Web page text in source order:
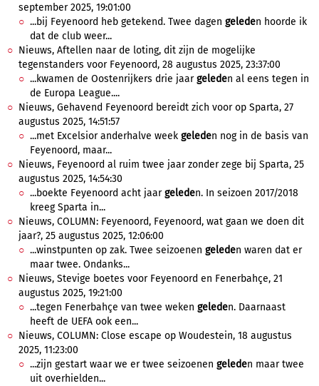
september 2025, 19:01:00
...bij Feyenoord heb getekend. Twee dagen geleden hoorde ik
dat de club weer...
Nieuws, Aftellen naar de loting, dit zijn de mogelijke
tegenstanders voor Feyenoord, 28 augustus 2025, 23:37:00
...kwamen de Oostenrijkers drie jaargeleden al eens tegen in
de Europa League....
Nieuws, Gehavend Feyenoord bereidt zich voor op Sparta, 27
augustus 2025, 14:51:57
...met Excelsior anderhalve week geleden nog in de basis van
Feyenoord, maar...
Nieuws, Feyenoord al ruim twee jaar zonder zege bij Sparta, 25
augustus 2025, 14:54:30
...boekte Feyenoord acht jaargeleden. In seizoen 2017/2018
kreeg Sparta in...
Nieuws, COLUMN: Feyenoord, Feyenoord, wat gaan we doen dit
jaar?, 25 augustus 2025, 12:06:00
...winstpunten op zak. Twee seizoenen geleden waren dat er
maar twee. Ondanks...
Nieuws, Stevige boetes voor Feyenoord en Fenerbahçe, 21
augustus 2025, 19:21:00
...tegen Fenerbahçe van twee weken geleden. Daarnaast
heeft de UEFA ook een...
Nieuws, COLUMN: Close escape op Woudestein, 18 augustus
2025, 11:23:00
...zijn gestart waar we er twee seizoenen geleden maar twee
uit overhielden...